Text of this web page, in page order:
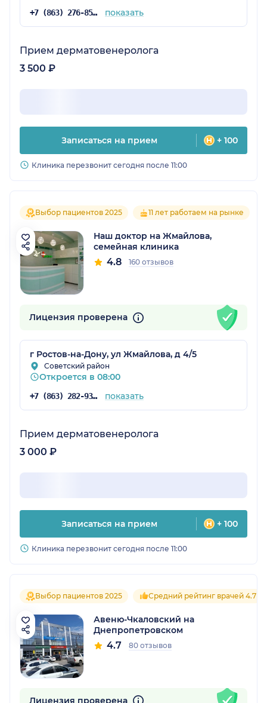
+7 (863) 276-85-27 показать
Прием дерматовенеролога
3 500 ₽
Записаться на прием + 100
Клиника перезвонит сегодня после 11:00
Выбор пациентов 2025 11 лет работаем на рынке
Наш доктор на Жмайлова,
семейная клиника
4.8 160 отзывов
Лицензия проверена
г Ростов-на-Дону, ул Жмайлова, д 4/5
Советский район
Откроется в 08:00
+7 (863) 282-93-55 показать
Прием дерматовенеролога
3 000 ₽
Записаться на прием + 100
Клиника перезвонит сегодня после 11:00
Выбор пациентов 2025 Средний рейтинг врачей 4.7
Авеню-Чкаловский на
Днепропетровском
4.7 80 отзывов
Лицензия проверена